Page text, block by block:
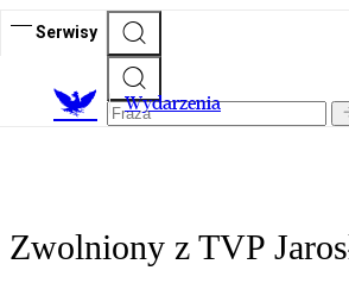
Serwisy
Wydarzenia
Zwolniony z TVP